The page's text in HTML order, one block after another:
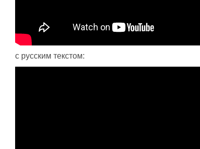
с русским текстом: